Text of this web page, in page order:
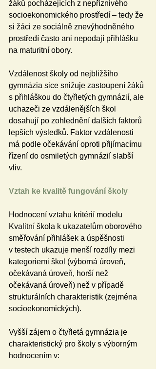
žáků pocházejících z nepříznivého
socioekonomického prostředí – tedy že
si žáci ze sociálně znevýhodněného
prostředí často ani nepodají přihlášku
na maturitní obory.
Vzdálenost školy od nejbližšího
gymnázia sice snižuje zastoupení žáků
s přihláškou do čtyřletých gymnázií, ale
uchazeči ze vzdálenějších škol
dosahují po zohlednění dalších faktorů
lepších výsledků. Faktor vzdálenosti
má podle očekávání oproti přijímacímu
řízení do osmiletých gymnázií slabší
vliv.
Vztah ke kvalitě fungování školy
Hodnocení vztahu kritérií modelu
Kvalitní škola k ukazatelům oborového
směřování přihlášek a úspěšnosti
v testech ukazuje menší rozdíly mezi
kategoriemi škol (výborná úroveň,
očekávaná úroveň, horší než
očekávaná úroveň) než v případě
strukturálních charakteristik (zejména
socioekonomických).
Vyšší zájem o čtyřletá gymnázia je
charakteristický pro školy s výborným
hodnocením v: